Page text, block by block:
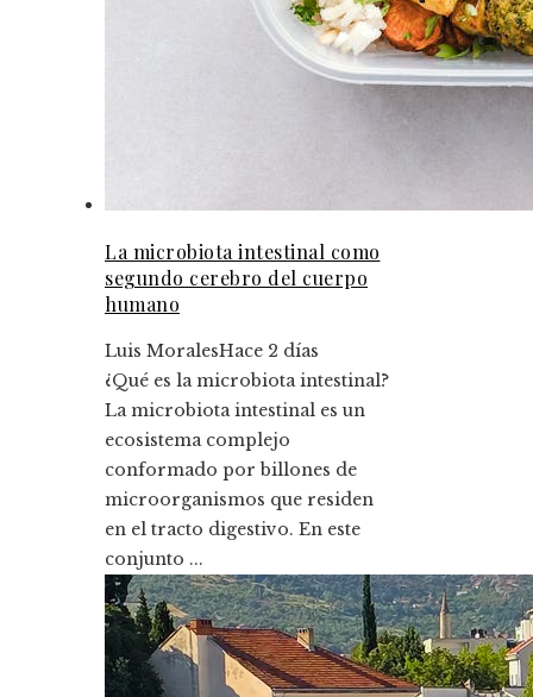
La microbiota intestinal como
segundo cerebro del cuerpo
humano
Luis MoralesHace 2 días
¿Qué es la microbiota intestinal?
La microbiota intestinal es un
ecosistema complejo
conformado por billones de
microorganismos que residen
en el tracto digestivo. En este
conjunto ...